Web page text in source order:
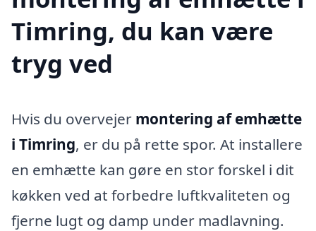
Timring, du kan være
tryg ved
Hvis du overvejer montering af emhætte
i Timring, er du på rette spor. At installere
en emhætte kan gøre en stor forskel i dit
køkken ved at forbedre luftkvaliteten og
fjerne lugt og damp under madlavning.